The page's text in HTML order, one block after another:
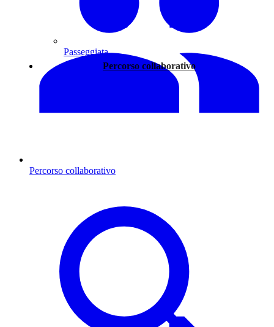
Passeggiata
Percorso collaborativo
Percorso collaborativo